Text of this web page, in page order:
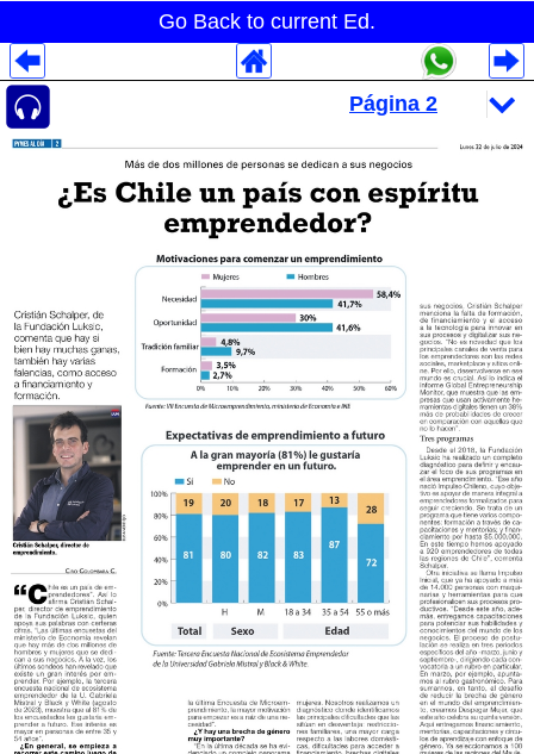
Go Back to current Ed.
Despliegues Analytics
Despliegues Totales
Despliegues por Rubros